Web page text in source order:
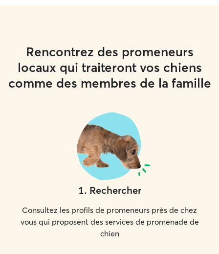
Rencontrez des promeneurs
locaux qui traiteront vos chiens
comme des membres de la famille
1. Rechercher
Consultez les profils de promeneurs près de chez
vous qui proposent des services de promenade de
chien